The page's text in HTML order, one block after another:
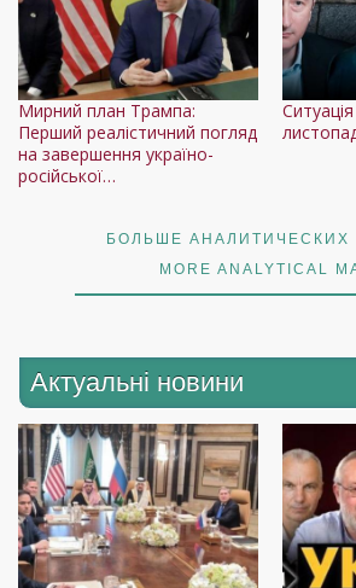
Мирний план Трампа:
Перший реалістичний погляд
на завершення україно-
російської…
БОЛЬШЕ АНАЛИТИЧЕСКИХ
MORE ANALYTICAL
Актуальні новини